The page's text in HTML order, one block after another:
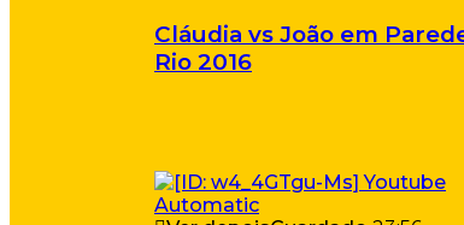
Cláudia vs João em
Rio 2016